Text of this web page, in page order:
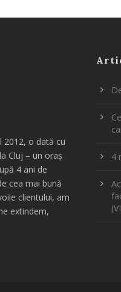
2012, o dată cu
Cluj – un oraș
4 ani de
cea mai bună
clientului, am
extindem,
4